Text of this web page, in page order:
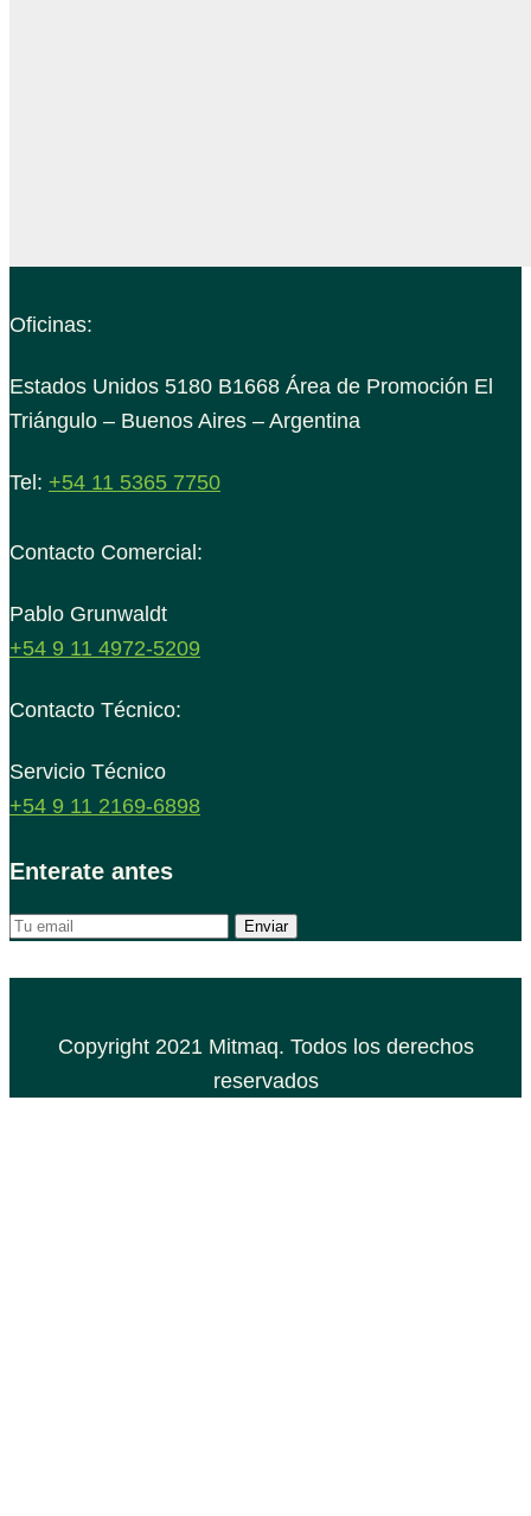
Oficinas:
Estados Unidos 5180 B1668 Área de Promoción El
Triángulo – Buenos Aires – Argentina
Tel: +54 11 5365 7750
Contacto Comercial:
Pablo Grunwaldt
+54 9 11 4972-5209
Contacto Técnico:
Servicio Técnico
+54 9 11 2169-6898
Enterate antes
Copyright 2021 Mitmaq. Todos los derechos
reservados